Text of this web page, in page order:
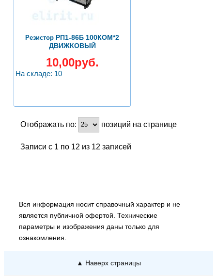
Резистор РП1-86Б 100КОМ*2
ДВИЖКОВЫЙ
10,00руб.
На складе: 10
Отображать по: позиций на странице
Записи с 1 по 12 из 12 записей
Вся информация носит справочный характер и не
является публичной офертой. Технические
параметры и изображения даны только для
ознакомления.
▲ Наверх страницы